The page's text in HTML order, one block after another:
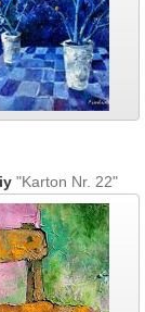
"Karton Nr. 22"